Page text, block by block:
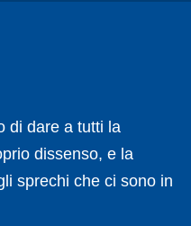
di dare a tutti la
dissenso, e la
sprechi che ci sono in